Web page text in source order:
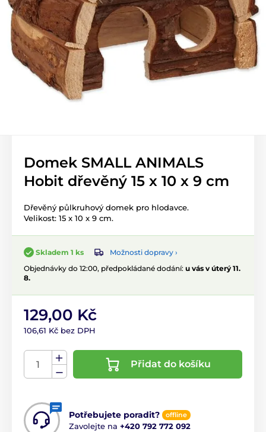
Domek SMALL ANIMALS
Hobit dřevěný 15 x 10 x 9 cm
Dřevěný půlkruhový domek pro hlodavce.
Velikost: 15 x 10 x 9 cm.
Skladem 1 ks
Možnosti dopravy ›
Objednávky do 12:00, předpokládané dodání: u vás v úterý 11.
8.
129,00 Kč
106,61 Kč bez DPH
Přidat do košíku
Potřebujete poradit? offline
Zavolejte na +420 792 772 092